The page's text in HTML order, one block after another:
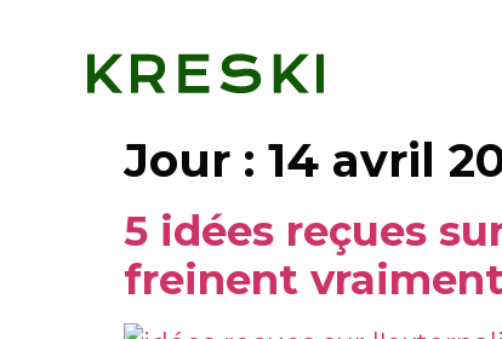
Jour : 14 avril
5 idées reçues
freinent